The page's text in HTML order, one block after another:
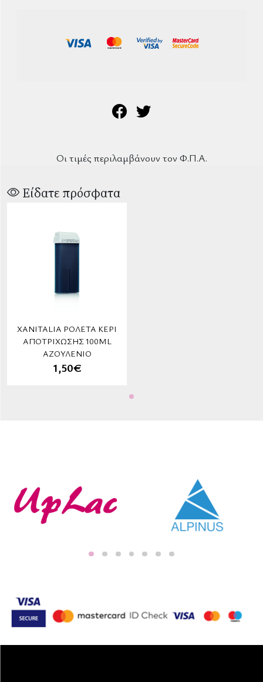
Οι τιμές περιλαμβάνουν τον Φ.Π.Α.
Είδατε πρόσφατα
XANITALIA ΡΟΛΈΤΑ ΚΕΡΊ
ΑΠΟΤΡΊΧΩΣΗΣ 100ML
ΑΖΟΥΛΈΝΙΟ
1,50€